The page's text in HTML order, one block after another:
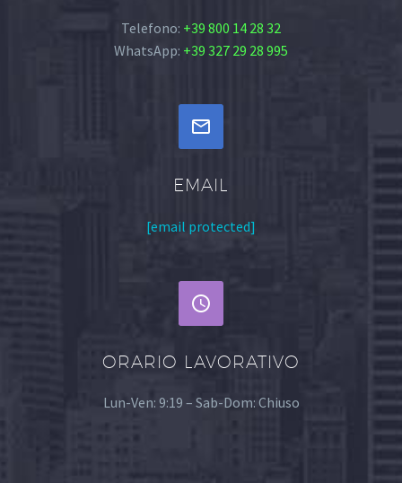
Telefono: +39 800 14 28 32
WhatsApp: +39 327 29 28 995


EMAIL
[email protected]


ORARIO LAVORATIVO
Lun-Ven: 9:19 – Sab-Dom: Chiuso